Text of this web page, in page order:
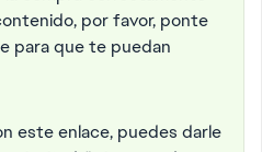
por favor, ponte
para que te puedan
este enlace, puedes darle